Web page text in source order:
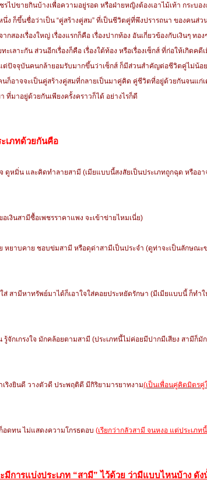
ไปขายกินบ้างเพื่อความอยู่รอด หรือฝ่ายหญิงต้องเอาไม้เท้า กระบอ
ก็ขึ้นชื่อว่าเป็น “คู่สร้างคู่สม” ที่เป็นชีวิตคู่ที่พึงปรารถนา ของคนส่ว
งเรื่องใหญ่ เรื่องแรกก็คือ เรื่องปากท้อง อันเกี่ยวข้องกับเงินๆ ทอง
ลาะกัน ส่วนอีกเรื่องก็คือ เรื่องใต้ท้อง หรือเรื่องเซ็กส์ ที่ก่อให้เกิดคดี
แต่ปัจจุบันคนกล้ายอมรับมากขึ้นว่าเซ็กส์ ก็มีส่วนสำคัญต่อชีวิตคู่ไม่น้อ
ก็อาจจะเป็นคู่สร้างคู่สมที่กลายเป็นมาคู่คิด คู่ชีวิตที่อยู่ด้วยกันจนแก่
ที่มาอยู่ด้วยกันเพียงครั้งคราวก็ได้ อย่างไรก็ดี
เภทด้วยกันคือ
ดูหมิ่น และคิดทำลายสามี (เมียแบบนี้สงสัยเป็นประเภทถูกฉุด หรืออ
งินสามีซื้อเพชรราคาแพง จะเข้าข่ายไหมเนี่ย)
หยาบคาย ชอบข่มสามี หรือดุด่าสามีเป็นประจำ (ดูท่าจะเป็นลักษณะ
ส่ สามีหาทรัพย์มาได้ก็เอาใจใส่คอยประหยัดรักษา (มีเมียแบบนี้ ก็ทำ
รู้จักเกรงใจ มักคล้อยตามสามี (ประเภทนี้ไม่ค่อยมีปากมีเสียง สามีก็มั
ริงยินดี วางตัวดี ประพฤติดี มีกิริยามารยาทงาม(เป็นเพื่อนคู่คิดมิตรคู่
ดทน ไม่แสดงความโกรธตอบ (เรียกว่ากลัวสามี จนหงอ แต่ประเภท
การแบ่งประเภท “สามี” ไว้ด้วย ว่ามีแบบไหนบ้าง ดัง